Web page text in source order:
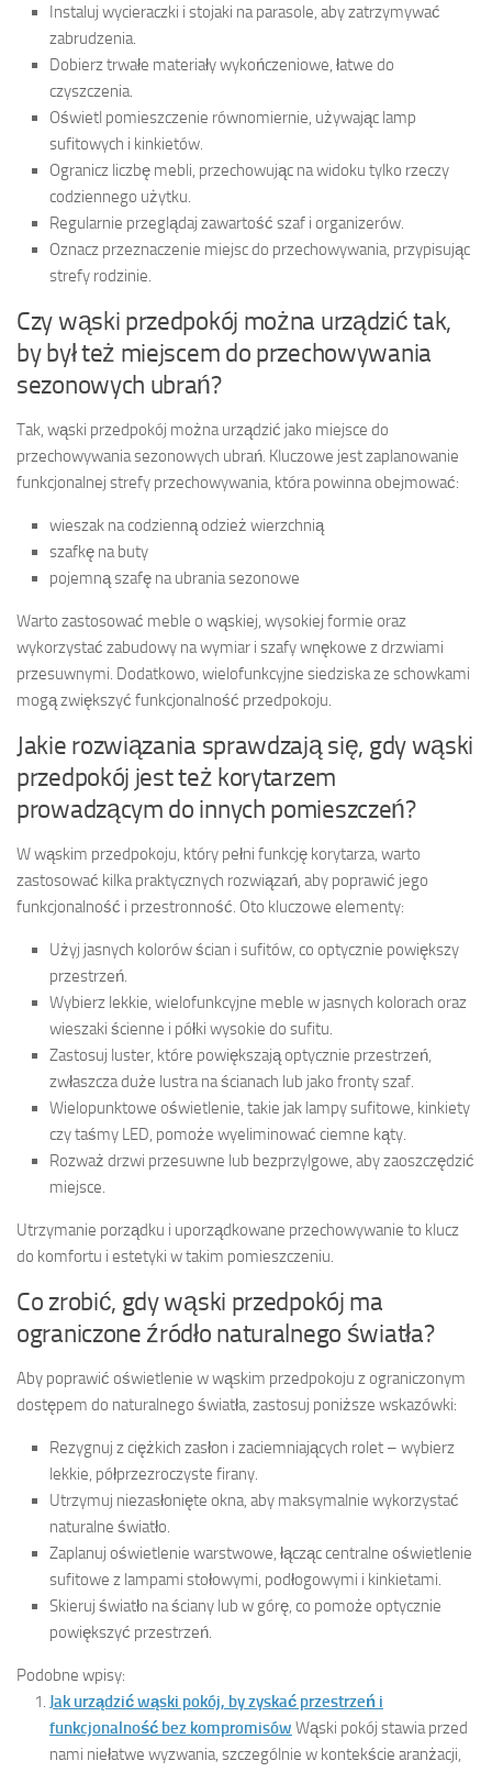
Instaluj wycieraczki i stojaki na parasole, aby zatrzymywać
zabrudzenia.
Dobierz trwałe materiały wykończeniowe, łatwe do
czyszczenia.
Oświetl pomieszczenie równomiernie, używając lamp
sufitowych i kinkietów.
Ogranicz liczbę mebli, przechowując na widoku tylko rzeczy
codziennego użytku.
Regularnie przeglądaj zawartość szaf i organizerów.
Oznacz przeznaczenie miejsc do przechowywania, przypisując
strefy rodzinie.
Czy wąski przedpokój można urządzić tak,
by był też miejscem do przechowywania
sezonowych ubrań?
Tak, wąski przedpokój można urządzić jako miejsce do
przechowywania sezonowych ubrań. Kluczowe jest zaplanowanie
funkcjonalnej strefy przechowywania, która powinna obejmować:
wieszak na codzienną odzież wierzchnią
szafkę na buty
pojemną szafę na ubrania sezonowe
Warto zastosować meble o wąskiej, wysokiej formie oraz
wykorzystać zabudowy na wymiar i szafy wnękowe z drzwiami
przesuwnymi. Dodatkowo, wielofunkcyjne siedziska ze schowkami
mogą zwiększyć funkcjonalność przedpokoju.
Jakie rozwiązania sprawdzają się, gdy wąski
przedpokój jest też korytarzem
prowadzącym do innych pomieszczeń?
W wąskim przedpokoju, który pełni funkcję korytarza, warto
zastosować kilka praktycznych rozwiązań, aby poprawić jego
funkcjonalność i przestronność. Oto kluczowe elementy:
Użyj jasnych kolorów ścian i sufitów, co optycznie powiększy
przestrzeń.
Wybierz lekkie, wielofunkcyjne meble w jasnych kolorach oraz
wieszaki ścienne i półki wysokie do sufitu.
Zastosuj luster, które powiększają optycznie przestrzeń,
zwłaszcza duże lustra na ścianach lub jako fronty szaf.
Wielopunktowe oświetlenie, takie jak lampy sufitowe, kinkiety
czy taśmy LED, pomoże wyeliminować ciemne kąty.
Rozważ drzwi przesuwne lub bezprzylgowe, aby zaoszczędzić
miejsce.
Utrzymanie porządku i uporządkowane przechowywanie to klucz
do komfortu i estetyki w takim pomieszczeniu.
Co zrobić, gdy wąski przedpokój ma
ograniczone źródło naturalnego światła?
Aby poprawić oświetlenie w wąskim przedpokoju z ograniczonym
dostępem do naturalnego światła, zastosuj poniższe wskazówki:
Rezygnuj z ciężkich zasłon i zaciemniających rolet – wybierz
lekkie, półprzezroczyste firany.
Utrzymuj niezasłonięte okna, aby maksymalnie wykorzystać
naturalne światło.
Zaplanuj oświetlenie warstwowe, łącząc centralne oświetlenie
sufitowe z lampami stołowymi, podłogowymi i kinkietami.
Skieruj światło na ściany lub w górę, co pomoże optycznie
powiększyć przestrzeń.
Podobne wpisy:
Jak urządzić wąski pokój, by zyskać przestrzeń i
funkcjonalność bez kompromisów Wąski pokój stawia przed
nami niełatwe wyzwania, szczególnie w kontekście aranżacji,